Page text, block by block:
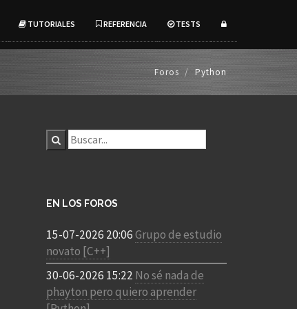
TUTORIALES REFERENCIA TESTS
Foros Python
EN LOS FOROS
15-07-2026 20:06Grupo de estudio
novato [C++]
30-06-2026 15:22 No sé nada de
phayton pero quiero aprender